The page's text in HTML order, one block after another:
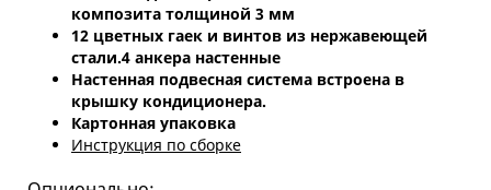
композита толщиной 3 мм
12 цветных гаек и винтов из нержавеющей
стали.4 анкера настенные
Настенная подвесная система встроена в
крышку кондиционера.
Картонная упаковка
Инструкция по сборке